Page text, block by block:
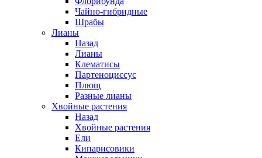
Чайно-гибридные
Шрабы
Лианы
Назад
Лианы
Клематисы
Партеноциссус
Плющ
Разные лианы
Хвойные растения
Назад
Хвойные растения
Ели
Кипарисовики